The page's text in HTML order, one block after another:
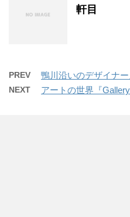
軒目
PREV 鴨川沿いのデザイナ
NEXT アートの世界『